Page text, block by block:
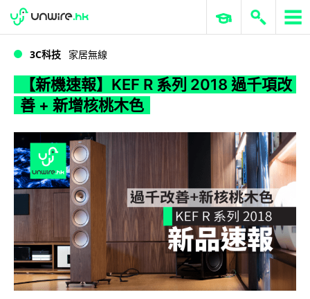
WWDC 2026 ERP 與商業 AI
3C科技 家居無線
【新機速報】KEF R 系列 2018 過千項改
善 + 新增核桃木色